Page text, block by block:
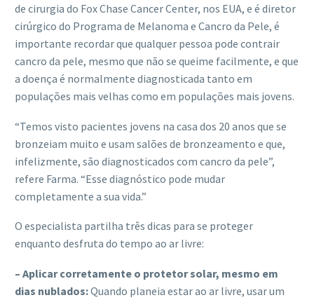
de cirurgia do Fox Chase Cancer Center, nos EUA, e é diretor
cirúrgico do Programa de Melanoma e Cancro da Pele, é
importante recordar que qualquer pessoa pode contrair
cancro da pele, mesmo que não se queime facilmente, e que
a doença é normalmente diagnosticada tanto em
populações mais velhas como em populações mais jovens.
“Temos visto pacientes jovens na casa dos 20 anos que se
bronzeiam muito e usam salões de bronzeamento e que,
infelizmente, são diagnosticados com cancro da pele”,
refere Farma. “Esse diagnóstico pode mudar
completamente a sua vida.”
O especialista partilha três dicas para se proteger
enquanto desfruta do tempo ao ar livre:
– Aplicar corretamente o protetor solar, mesmo em
dias nublados:Quando planeia estar ao ar livre, usar um